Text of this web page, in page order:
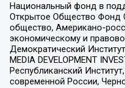
Национальный фонд в
Открытое Общество Фонд
общество, Американо-
экономическому и
Демократический
MEDIA DEVELOPMENT
Республиканский
современной России,